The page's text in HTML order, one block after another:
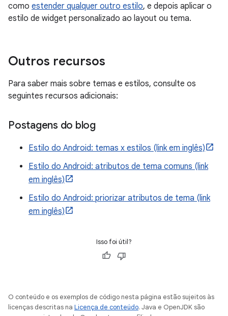
como estender qualquer outro estilo, e depois aplicar o
estilo de widget personalizado ao layout ou tema.
Outros recursos
Para saber mais sobre temas e estilos, consulte os
seguintes recursos adicionais:
Postagens do blog
Estilo do Android: temas x estilos (link em inglês)
Estilo do Android: atributos de tema comuns (link
em inglês)
Estilo do Android: priorizar atributos de tema (link
em inglês)
Isso foi útil?
O conteúdo e os exemplos de código nesta página estão sujeitos às
licenças descritas na Licença de conteúdo. Java e OpenJDK são